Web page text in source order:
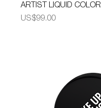
ARTIST LIQUID COLOR
가격
US$99.00